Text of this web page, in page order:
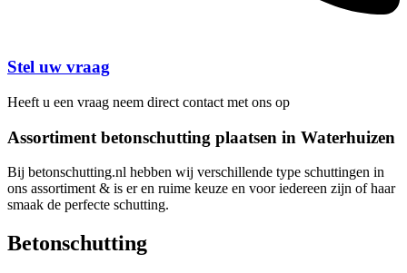
Stel uw vraag
Heeft u een vraag neem direct contact met ons op
Assortiment betonschutting plaatsen in Waterhuizen
Bij betonschutting.nl hebben wij verschillende type schuttingen in
ons assortiment & is er en ruime keuze en voor iedereen zijn of haar
smaak de perfecte schutting.
Betonschutting